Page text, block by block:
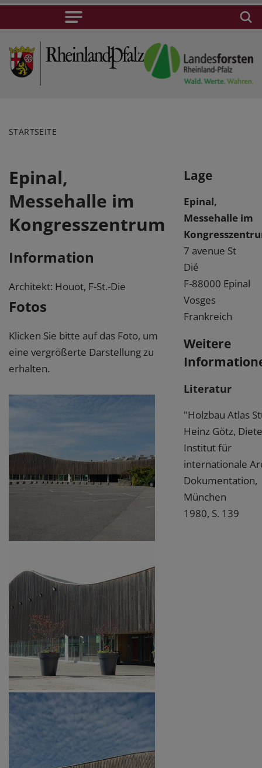
STARTSEITE
Epinal,
Messehalle im
Kongresszentrum
Information
Architekt: Houot, F-St.-Die
Fotos
Klicken Sie bitte auf das Foto, um
eine vergrößerte Darstellung zu
erhalten.
Lage
Epinal,
Messehalle im
7 avenue St
Dié
F-88000 Epinal
Vosges
Frankreich
Weitere
Literatur
"Holzbau Atlas
Heinz Götz,
Institut für
internationale
Dokumentation,
München
1980, S. 139